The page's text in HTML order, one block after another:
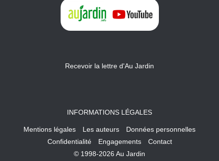
Recevoir la lettre d'Au Jardin
INFORMATIONS LÉGALES
Mentions légales Les auteurs
Données personnelles
Confidentialité
Engagements
Contact
© 1998-2026 Au Jardin